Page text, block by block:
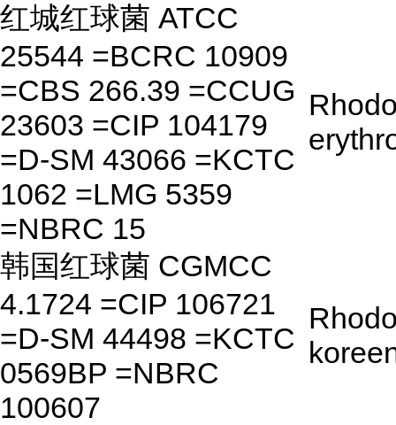
红城红球菌 ATCC
25544 =BCRC 10909
=CBS 266.39 =CCUG
23603 =CIP 104179
=D-SM 43066 =KCTC
1062 =LMG 5359
=NBRC 15
韩国红球菌 CGMCC
4.1724 =CIP 106721
=D-SM 44498 =KCTC
0569BP =NBRC
100607